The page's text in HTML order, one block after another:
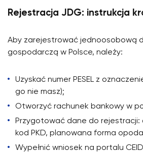
Rejestracja JDG: instrukcja
Aby zarejestrować jednoosobową
gospodarczą w Polsce, należy:
Uzyskać numer PESEL z
go nie masz);
Otworzyć rachunek bankowy w
Przygotować dane do rejestracji:
kod PKD, planowana forma
Wypełnić wniosek na portalu